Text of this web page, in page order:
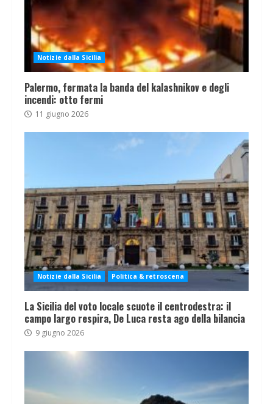
Notizie dalla Sicilia
Palermo, fermata la banda del kalashnikov e degli
incendi: otto fermi
11 giugno 2026
Notizie dalla Sicilia Politica & retroscena
La Sicilia del voto locale scuote il centrodestra: il
campo largo respira, De Luca resta ago della bilancia
9 giugno 2026